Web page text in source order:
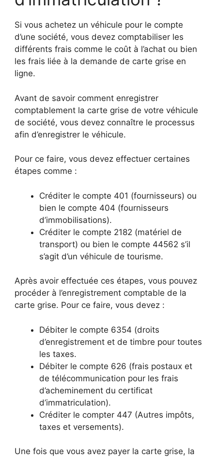
Si vous achetez un véhicule pour le compte
d’une société, vous devez comptabiliser les
différents frais comme le coût à l’achat ou bien
les frais liée à la demande de carte grise en
ligne.
Avant de savoir comment enregistrer
comptablement la carte grise de votre véhicule
de société, vous devez connaître le processus
afin d’enregistrer le véhicule.
Pour ce faire, vous devez effectuer certaines
étapes comme :
Créditer le compte 401 (fournisseurs) ou
bien le compte 404 (fournisseurs
d’immobilisations).
Créditer le compte 2182 (matériel de
transport) ou bien le compte 44562 s’il
s’agit d’un véhicule de tourisme.
Après avoir effectuée ces étapes, vous pouvez
procéder à l’enregistrement comptable de la
carte grise. Pour ce faire, vous devez :
Débiter le compte 6354 (droits
d’enregistrement et de timbre pour toutes
les taxes.
Débiter le compte 626 (frais postaux et
de télécommunication pour les frais
d’acheminement du certificat
d’immatriculation).
Créditer le compter 447 (Autres impôts,
taxes et versements).
Une fois que vous avez payer la carte grise, la